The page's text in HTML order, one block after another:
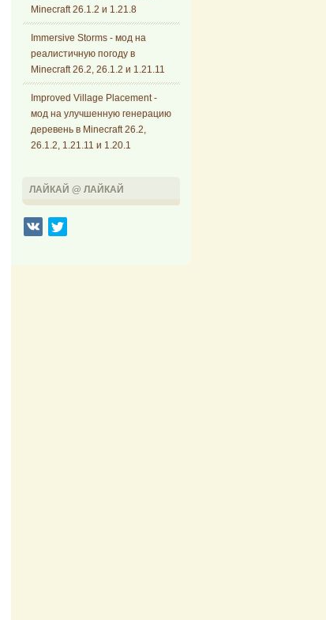
Minecraft 26.1.2 и 1.21.8
Immersive Storms - мод на
реалистичную погоду в
Minecraft 26.2, 26.1.2 и 1.21.11
Improved Village Placement -
мод на улучшенную генерацию
деревень в Minecraft 26.2,
26.1.2, 1.21.11 и 1.20.1
ЛАЙКАЙ @ ЛАЙКАЙ